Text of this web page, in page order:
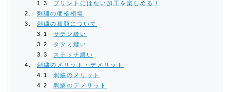
プリントにはない加工を楽しめる！
刺繍の価格相場
刺繍の種類について
サテン縫い
タタミ縫い
ステッチ縫い
刺繍のメリット・デメリット
刺繍のメリット
刺繍のデメリット